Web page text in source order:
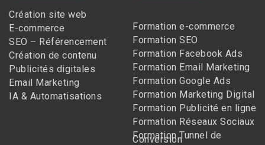
Création site web
E-commerce
SEO – Référencement
Création de contenu
Publicités digitales
Email Marketing
IA & Automatisations
Formation e-commerce
Formation SEO
Formation Facebook Ads
Formation Email Marketing
Formation Google Ads
Formation Marketing Digital
Formation Publicité en ligne
Formation Réseaux Sociaux
Formation Tunnel de
Conversion